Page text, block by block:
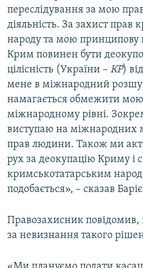
переслідування за мою
діяльність. За захист прав
народу та мою принципову
Крим повинен бути
цілісність (України – КР)
мене в міжнародний
намагається обмежити мою
міжнародному рівні.
виступаю на міжнародних
прав людини. Також ми
рух за деокупацію Криму і
кримськотатарським
подобається», – сказав
Правозахисник
за невизнання такого